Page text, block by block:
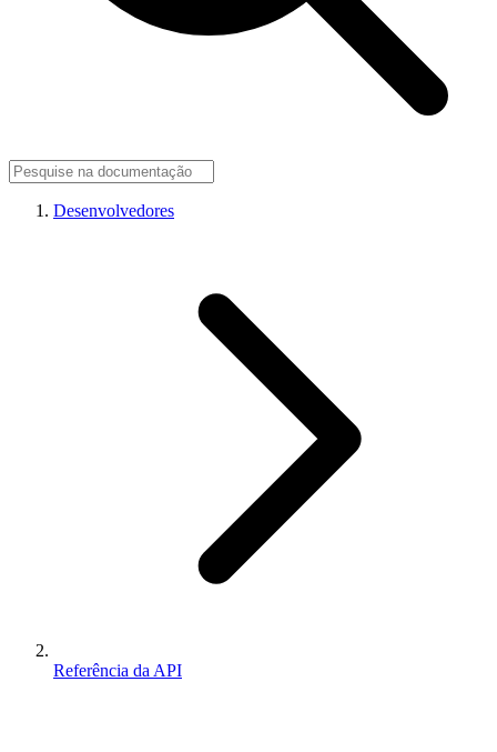
Desenvolvedores
Referência da API